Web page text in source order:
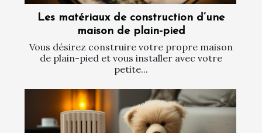
Les matériaux de construction d’une
maison de plain-pied
Vous désirez construire votre propre maison
de plain-pied et vous installer avec votre
petite...